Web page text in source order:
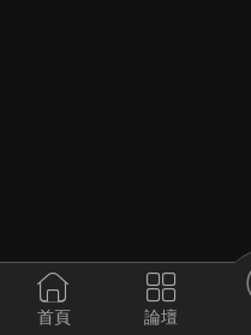
首頁 論壇